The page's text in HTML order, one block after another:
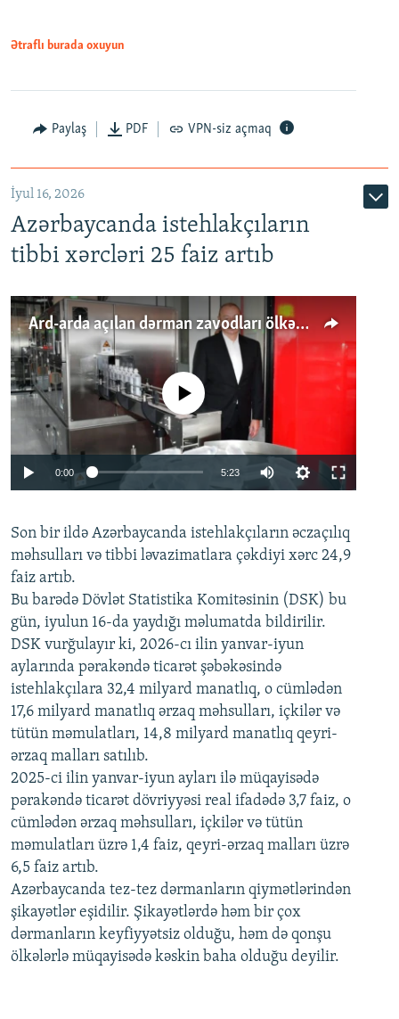
Ətraflı burada oxuyun
Paylaş PDF VPN-siz açmaq
İyul 16, 2026
Azərbaycanda istehlakçıların
tibbi xərcləri 25 faiz artıb
Ard-arda açılan dərman zavodları ölkənin tələbatını ödəyirmi?
Auto 240p 360p 480p
720p 1080p
No media source currently available
0:00 5:23
360p
480p
720p
1080p
Son bir ildə Azərbaycanda istehlakçıların əczaçılıq
məhsulları və tibbi ləvazimatlara çəkdiyi xərc 24,9
faiz artıb.
Bu barədə Dövlət Statistika Komitəsinin (DSK) bu
gün, iyulun 16-da yaydığı məlumatda bildirilir.
DSK vurğulayır ki, 2026-cı ilin yanvar-iyun
aylarında pərakəndə ticarət şəbəkəsində
istehlakçılara 32,4 milyard manatlıq, o cümlədən
17,6 milyard manatlıq ərzaq məhsulları, içkilər və
tütün məmulatları, 14,8 milyard manatlıq qeyri-
ərzaq malları satılıb.
2025-ci ilin yanvar-iyun ayları ilə müqayisədə
pərakəndə ticarət dövriyyəsi real ifadədə 3,7 faiz, o
cümlədən ərzaq məhsulları, içkilər və tütün
məmulatları üzrə 1,4 faiz, qeyri-ərzaq malları üzrə
6,5 faiz artıb.
Azərbaycanda tez-tez dərmanların qiymətlərindən
şikayətlər eşidilir. Şikayətlərdə həm bir çox
dərmanların keyfiyyətsiz olduğu, həm də qonşu
ölkələrlə müqayisədə kəskin baha olduğu deyilir.